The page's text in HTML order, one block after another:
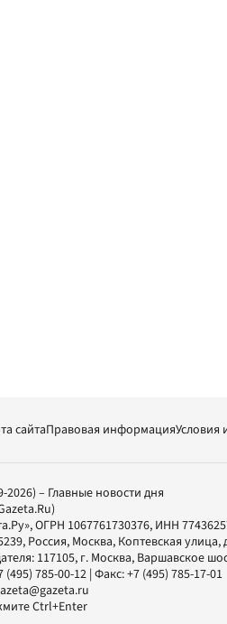
сайтаПравовая информацияУсловия
2026) – Главные новости дня
, ОГРН 1067761730376, ИНН
Россия, Москва, Коптевская улица,
117105, г. Москва, Варшавское
(495) 785-00-12 | Факс:+7 (495) 785-17-01
Ctrl+Enter